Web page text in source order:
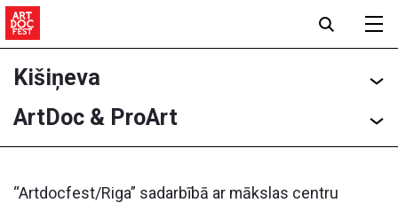
Kišiņeva
ArtDoc & ProArt
“Artdocfest/Riga” sadarbībā ar mākslas centru